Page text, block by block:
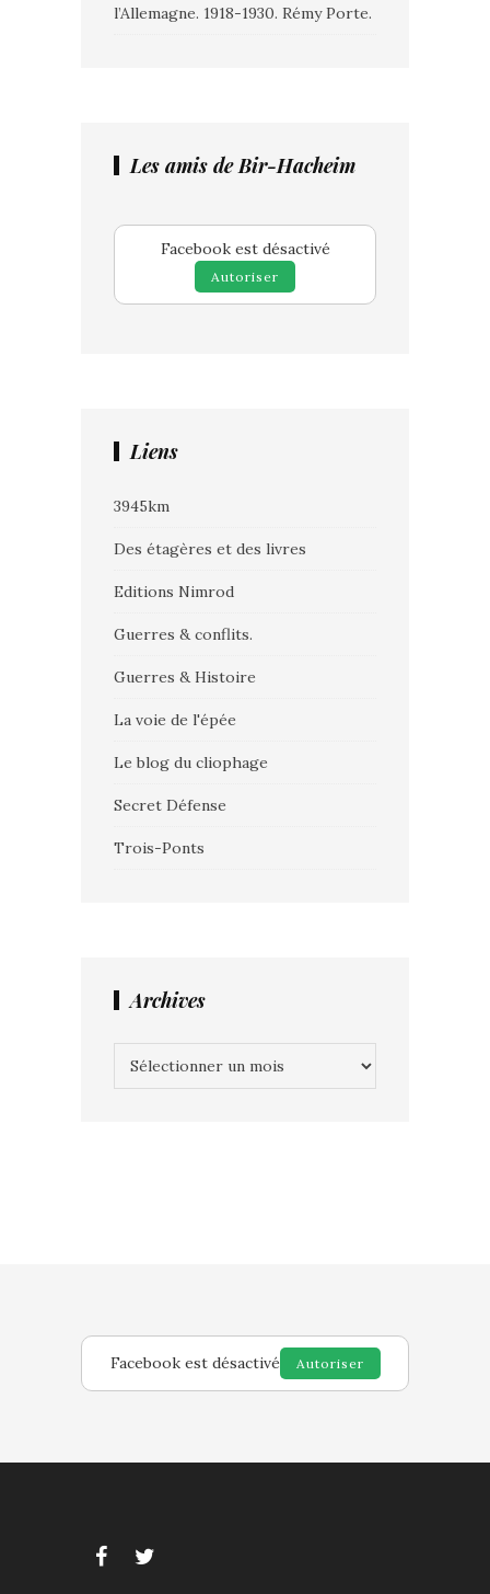
l’Allemagne. 1918-1930. Rémy Porte.
Les amis de Bir-Hacheim
Facebook est désactivé
Autoriser
Liens
3945km
Des étagères et des livres
Editions Nimrod
Guerres & conflits.
Guerres & Histoire
La voie de l'épée
Le blog du cliophage
Secret Défense
Trois-Ponts
Archives
Facebook est désactivé Autoriser